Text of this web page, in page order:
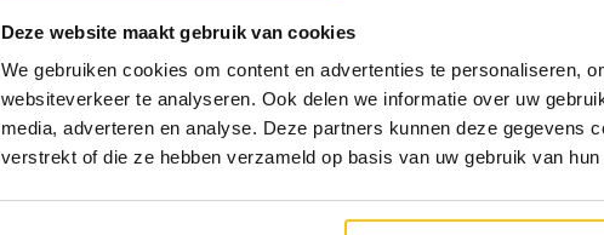
Deze website maakt gebruik van cookies
We gebruiken cookies om content en advertenties te personaliseren,
websiteverkeer te analyseren. Ook delen we informatie over uw
media, adverteren en analyse. Deze partners kunnen deze gegevens
verstrekt of die ze hebben verzameld op basis van uw gebruik van